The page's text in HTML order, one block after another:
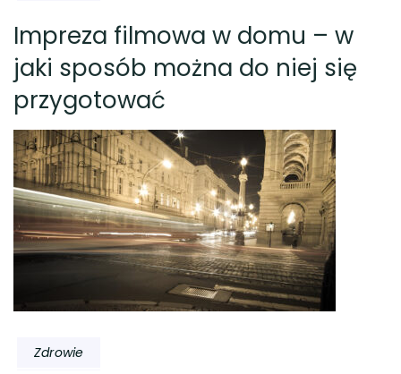
Impreza filmowa w domu – w
jaki sposób można do niej się
przygotować
Zdrowie